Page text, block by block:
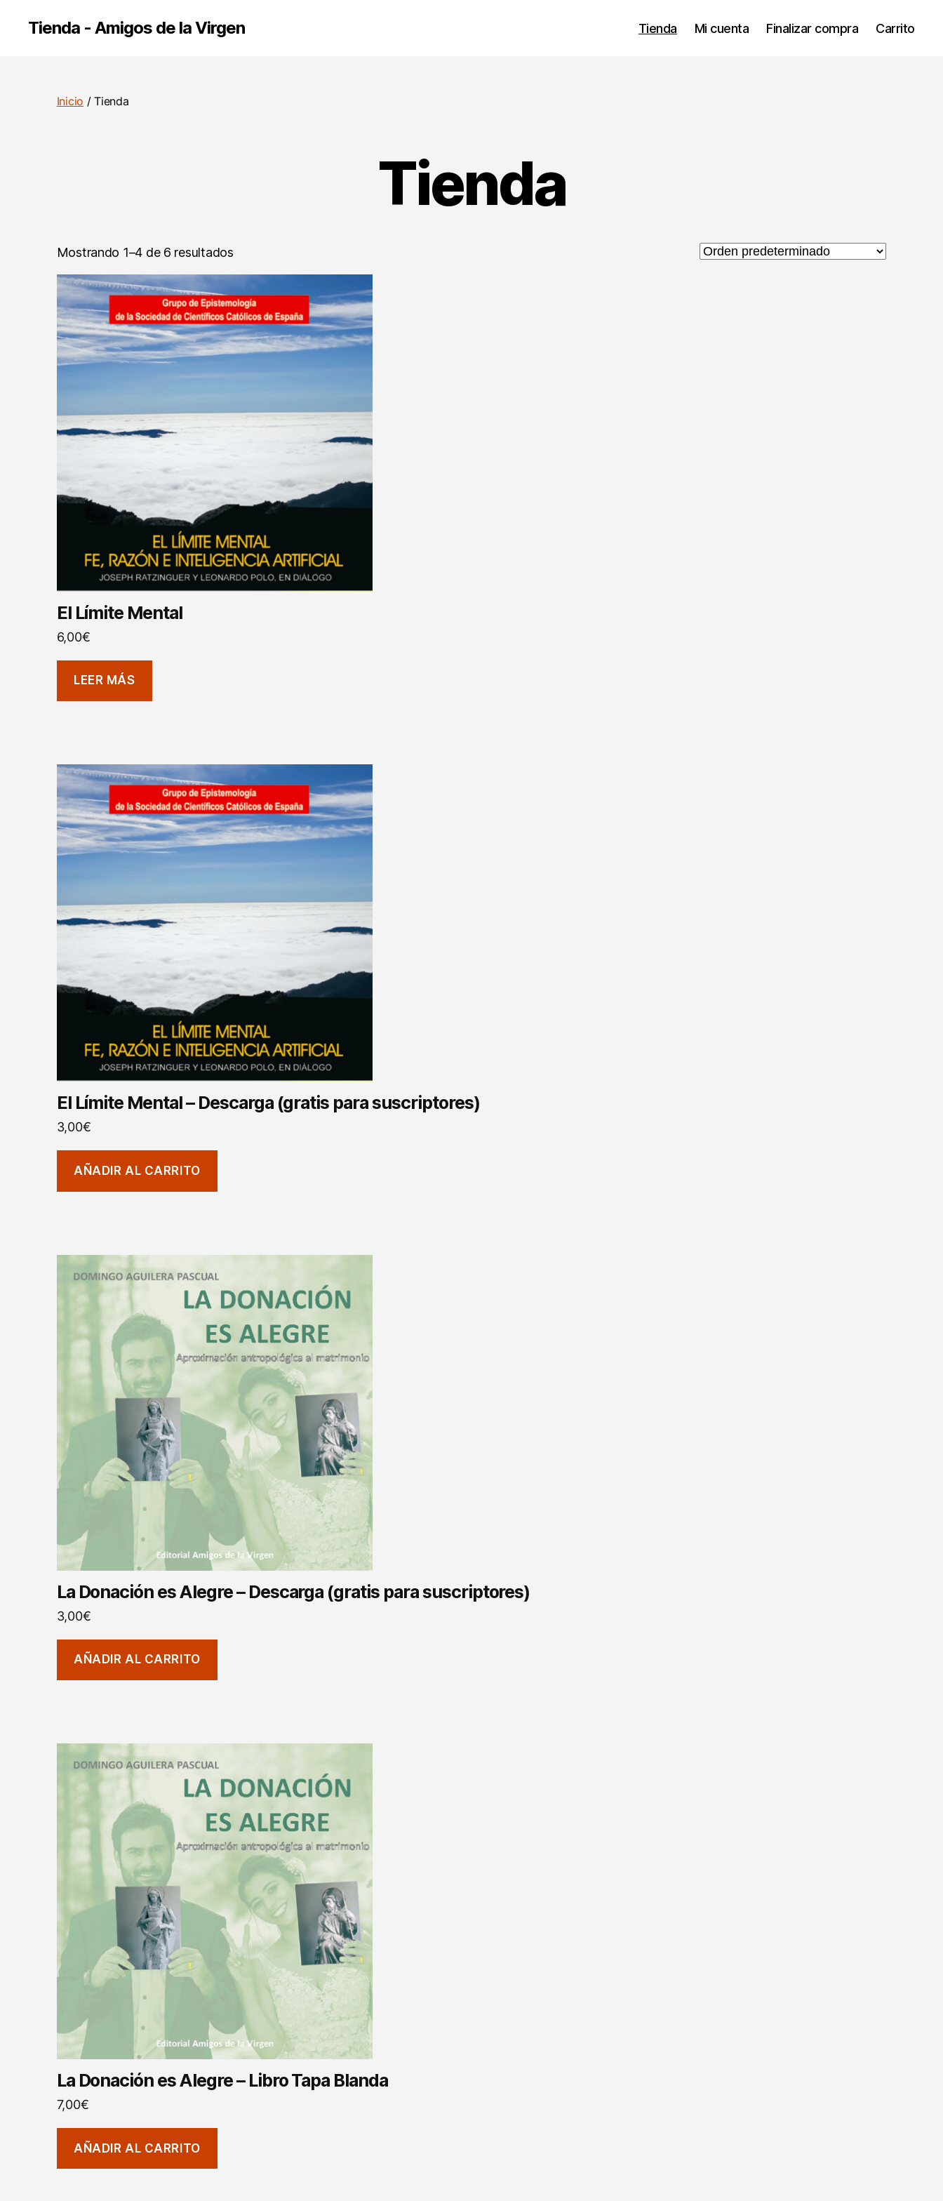
Tienda - Amigos de la Virgen Tienda Mi cuenta Finalizar compra Carrito
Inicio / Tienda
Tienda
Mostrando 1–4 de 6 resultados
El Límite Mental
6,00€
LEER MÁS
El Límite Mental – Descarga (gratis para suscriptores)
3,00€
AÑADIR AL CARRITO
La Donación es Alegre – Descarga (gratis para suscriptores)
3,00€
AÑADIR AL CARRITO
La Donación es Alegre – Libro Tapa Blanda
7,00€
AÑADIR AL CARRITO